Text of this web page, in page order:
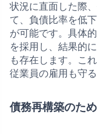
状況に直面した際
て、負債比率を低
が可能です。具体
を採用し、結果的
も存在します。こ
従業員の雇用も守
債務再構築のた